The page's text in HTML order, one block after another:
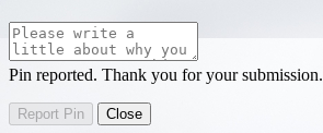
Pin reported. Thank you for your submission.